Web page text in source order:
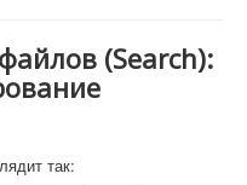
(Search):
так: